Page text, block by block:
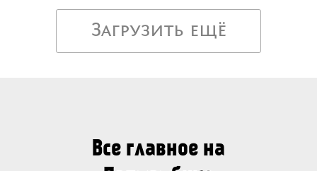
Загрузить ещё
Все главное на